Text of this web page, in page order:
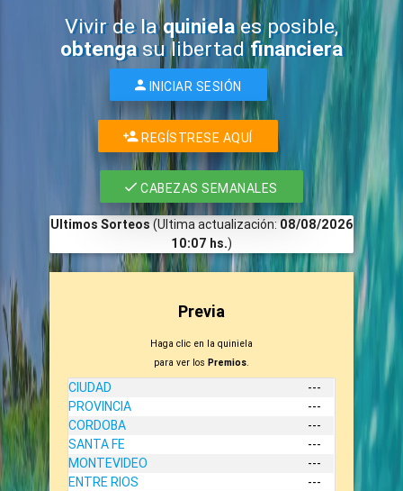
Vivir de laquinielaes posible,
obtengasu libertadfinanciera
INICIAR SESIÓN
REGÍSTRESE AQUÍ
CABEZAS SEMANALES
Ultimos Sorteos (Ultima actualización: 08/08/2026
10:07 hs.)
Previa
Haga clic en la quiniela
para ver los Premios.
CIUDAD
---
PROVINCIA
---
CORDOBA
---
SANTA FE
---
MONTEVIDEO
---
ENTRE RIOS
---